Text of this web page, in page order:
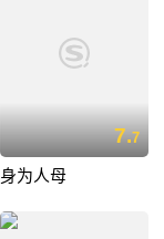
7.7
身为人母